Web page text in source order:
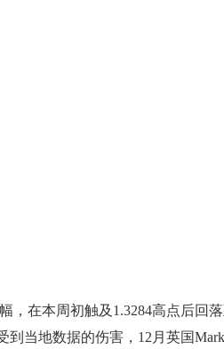
在本周初触及1.3284高点后回落
当地数据的伤害，12月英国